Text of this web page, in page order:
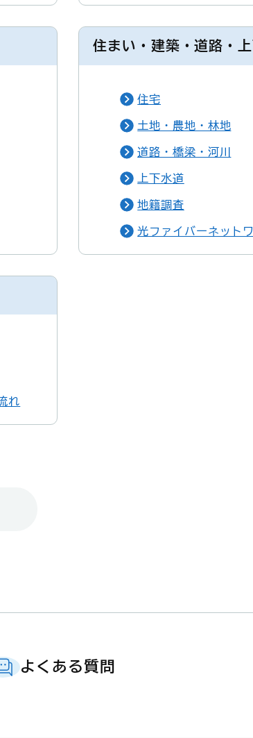
住まい・建築・道路・
住宅
土地・農地・林地
道路・橋梁・河川
上下水道
地籍調査
光ファイバーネット
れ
よくある質問